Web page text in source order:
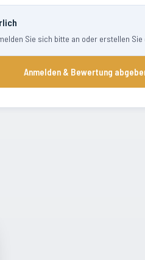
Sie sich bitte an oder erstellen Sie
Anmelden & Bewertung